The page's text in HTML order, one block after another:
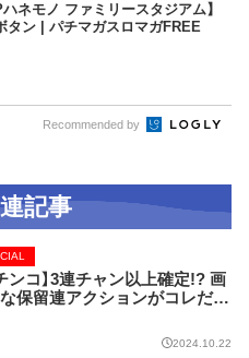
ハネモノ ファミリースタジアム】
タン | パチマガスロマガFREE
Recommended by
記事
ンコ】3連チャン以上確定!? 画
保留連アクションがコレだ!
2024.10.22